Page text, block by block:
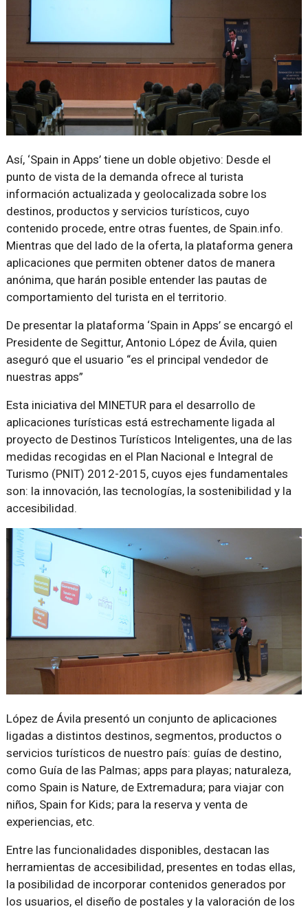
Así, ‘Spain in Apps’ tiene un doble objetivo: Desde el
punto de vista de la demanda ofrece al turista
información actualizada y geolocalizada sobre los
destinos, productos y servicios turísticos, cuyo
contenido procede, entre otras fuentes, de Spain.info.
Mientras que del lado de la oferta, la plataforma genera
aplicaciones que permiten obtener datos de manera
anónima, que harán posible entender las pautas de
comportamiento del turista en el territorio.
De presentar la plataforma ‘Spain in Apps’ se encargó el
Presidente de Segittur, Antonio López de Ávila, quien
aseguró que el usuario es el principal vendedor de
nuestras apps
Esta iniciativa del MINETUR para el desarrollo de
aplicaciones turísticas está estrechamente ligada al
proyecto de Destinos Turísticos Inteligentes, una de las
medidas recogidas en el Plan Nacional e Integral de
Turismo (PNIT) 2012-2015, cuyos ejes fundamentales
son: la innovación, las tecnologías, la sostenibilidad y la
accesibilidad.
López de Ávila presentó un conjunto de aplicaciones
ligadas a distintos destinos, segmentos, productos o
servicios turísticos de nuestro país: guías de destino,
como Guía de las Palmas; apps para playas; naturaleza,
como Spain is Nature, de Extremadura; para viajar con
niños, Spain for Kids; para la reserva y venta de
experiencias, etc.
Entre las funcionalidades disponibles, destacan las
herramientas de accesibilidad, presentes en todas ellas,
la posibilidad de incorporar contenidos generados por
los usuarios, el diseño de postales y la valoración de los